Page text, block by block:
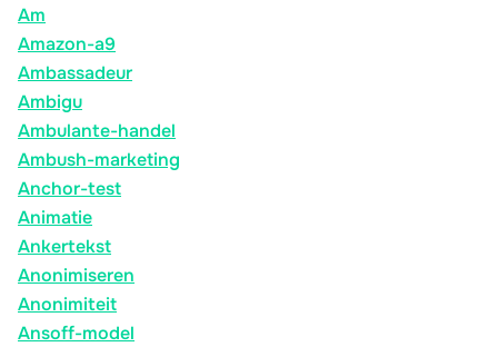
Am
Amazon-a9
Ambassadeur
Ambigu
Ambulante-handel
Ambush-marketing
Anchor-test
Animatie
Ankertekst
Anonimiseren
Anonimiteit
Ansoff-model